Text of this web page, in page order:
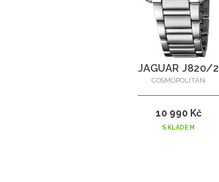
JAGUAR J820/2
COSMOPOLITAN
10 990 Kč
SKLADEM